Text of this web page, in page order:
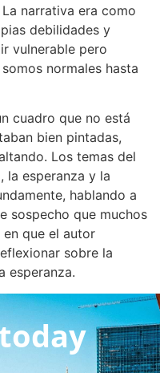
narrativa era como
debilidades y
vulnerable pero
normales hasta
cuadro que no está
bien pintadas,
Los temas del
la esperanza y la
hablando a
sospecho que muchos
que el autor
sobre la
esperanza.